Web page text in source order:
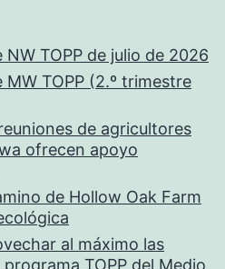
TOPP de julio de 2026
TOPP (2.º trimestre
de agricultores
ofrecen apoyo
de Hollow Oak Farm
al máximo las